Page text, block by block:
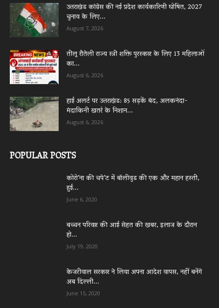
उत्तराखंड कांग्रेस की नई प्रदेश कार्यकारिणी घोषित, 2027
चुनाव के लिए...
August 7, 2026
तीलू रौतेली राज्य स्त्री शक्ति पुरस्कार के लिए 13 महिलाओं
का...
August 6, 2026
हाई अलर्ट पर उत्तराखंड: 85 सड़कें बंद, अलकनंदा-
मंदाकिनी खतरे के निशान...
August 6, 2026
POPULAR POSTS
कोरो’ना की चपे’ट में बॉलीवुड की एक और महान हस्ती,
हुई...
June 6, 2020
बच्चन परिवार की आई सेहत की खबर, इलाज के दौरान
हो...
July 19, 2020
केजरीवाल सरकार ने लिया अपना आदेश वापस, नहीं बनेंगे
अब दिल्ली...
June 15, 2020